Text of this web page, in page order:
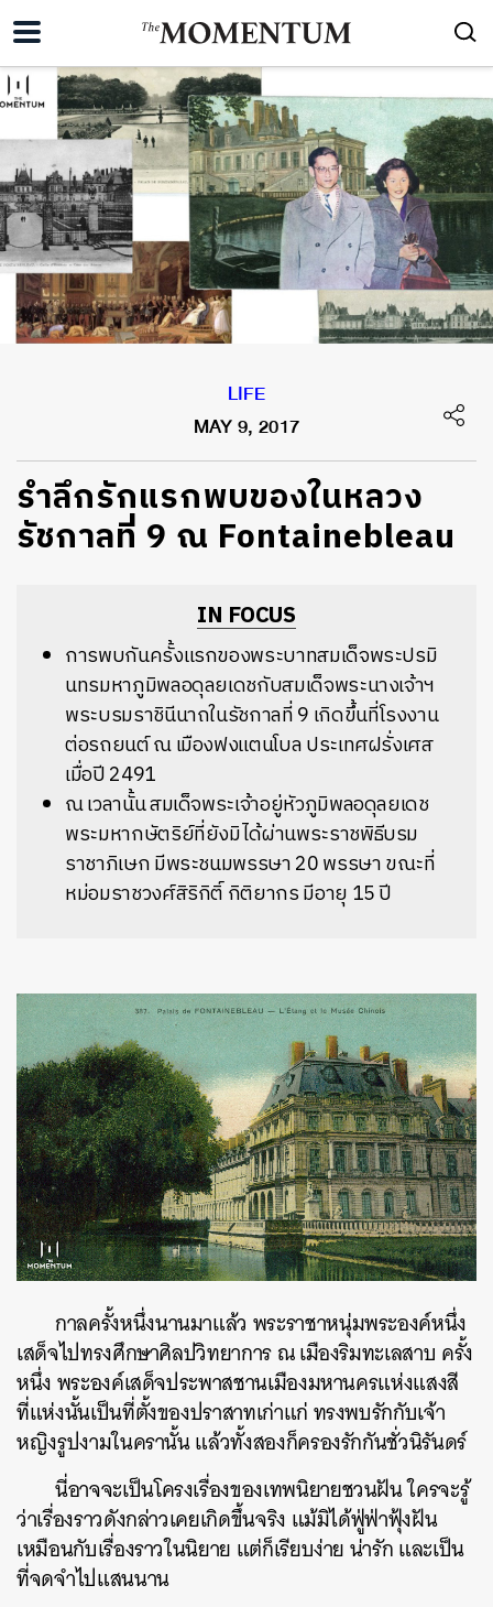
LIFE
MAY 9, 2017
รำลึกรักแรกพบของในหลวง
รัชกาลที่ 9 ณ Fontainebleau
IN FOCUS
การพบกันครั้งแรกของพระบาทสมเด็จพระปรมิ
นทรมหาภูมิพลอดุลยเดชกับสมเด็จพระนางเจ้าฯ
พระบรมราชินีนาถในรัชกาลที่ 9 เกิดขึ้นที่โรงงาน
ต่อรถยนต์ ณ เมืองฟงแตนโบล ประเทศฝรั่งเศส
เมื่อปี 2491
ณ เวลานั้น สมเด็จพระเจ้าอยู่หัวภูมิพลอดุลยเดช
พระมหากษัตริย์ที่ยังมิได้ผ่านพระราชพิธีบรม
ราชาภิเษก มีพระชนมพรรษา 20 พรรษา ขณะที่
หม่อมราชวงศ์สิริกิติ์ กิติยากร มีอายุ 15 ปี
กาลครั้งหนึ่งนานมาแล้ว พระราชาหนุ่มพระองค์หนึ่ง
เสด็จไปทรงศึกษาศิลปวิทยาการ ณ เมืองริมทะเลสาบ ครั้ง
หนึ่ง พระองค์เสด็จประพาสชานเมืองมหานครแห่งแสงสี
ที่แห่งนั้นเป็นที่ตั้งของปราสาทเก่าแก่ ทรงพบรักกับเจ้า
หญิงรูปงามในครานั้น แล้วทั้งสองก็ครองรักกันชั่วนิรันดร์
นี่อาจจะเป็นโครงเรื่องของเทพนิยายชวนฝัน ใครจะรู้
ว่าเรื่องราวดังกล่าวเคยเกิดขึ้นจริง แม้มิได้ฟู่ฟ่าฟุ้งฝัน
เหมือนกับเรื่องราวในนิยาย แต่ก็เรียบง่าย น่ารัก และเป็น
ที่จดจำไปแสนนาน